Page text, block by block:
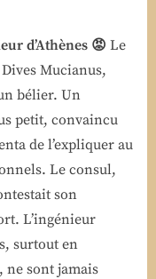
d’Athènes 😡 Le
Mucianus,
bélier. Un
petit, convaincu
de l’expliquer au
Le consul,
son
L’ingénieur
surtout en
ne sont jamais